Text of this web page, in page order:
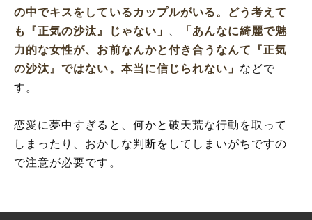
の中でキスをしているカップルがいる。どう考えて
も『正気の沙汰』じゃない」
「あんなに綺麗で魅
力的な女性が、お前なんかと付き合うなんて『正気
の沙汰』ではない。本当に信じられない」 などで
す。
恋愛に夢中すぎると、何かと破天荒な行動を取って
しまったり、おかしな判断をしてしまいがちですの
で注意が必要です。